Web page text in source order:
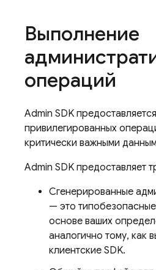
Выполнение
операций
Admin SDK
привилегированных
критически важными
Admin SDK предоставляет
Сгенерированные
— это
основе ваших
аналогично тому, как
клиентские SDK.